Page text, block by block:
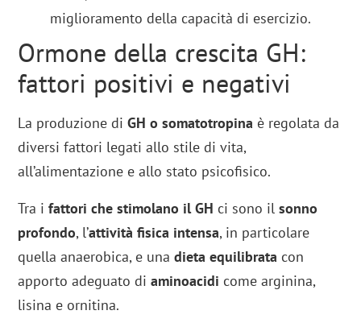
miglioramento della capacità di esercizio.
Ormone della crescita GH:
fattori positivi e negativi
La produzione diGH o somatotropina è regolata da
diversi fattori legati allo stile di vita,
all’alimentazione e allo stato psicofisico.
Tra ifattori che stimolano il GH ci sono ilsonno
profondo, l’attività fisica intensa, in particolare
quella anaerobica, e unadieta equilibrata con
apporto adeguato diaminoacidi come arginina,
lisina e ornitina.